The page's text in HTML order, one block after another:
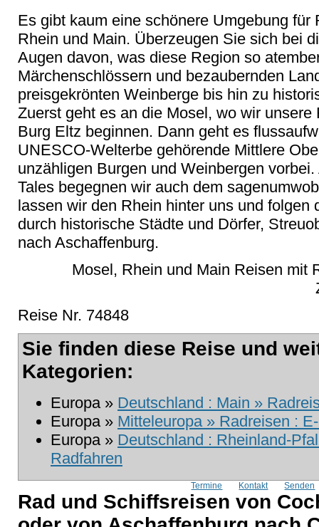
Es gibt kaum eine schönere Umgebung für
Rhein und Main. Überzeugen Sie sich bei
Augen davon, was diese Region so
Märchenschlössern und bezaubernden
preisgekrönten Weinberge bis hin zu
Zuerst geht es an die Mosel, wo wir
Burg Eltz beginnen. Dann geht es
UNESCO-Welterbe gehörende Mittlere
unzähligen Burgen und Weinbergen
Tales begegnen wir auch dem
lassen wir den Rhein hinter uns und folgen
durch historische Städte und Dörfer,
nach Aschaffenburg.
Mosel, Rhein und Main Reisen mit
Reise Nr. 74848
Sie finden diese Reise und
Kategorien:
Europa » Deutschland : Main »
Europa » Mitteleuropa » Radreisen :
Europa » Deutschland : Rheinland-
Radfahren
Termine Kontakt Senden
Rad und Schiffsreisen von